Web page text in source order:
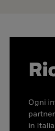
Ogni
in